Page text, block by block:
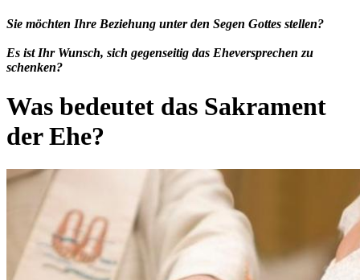
Sie möchten Ihre Beziehung unter den Segen Gottes stellen?
Es ist Ihr Wunsch, sich gegenseitig das Eheversprechen zu
schenken?
Was bedeutet das Sakrament
der Ehe?